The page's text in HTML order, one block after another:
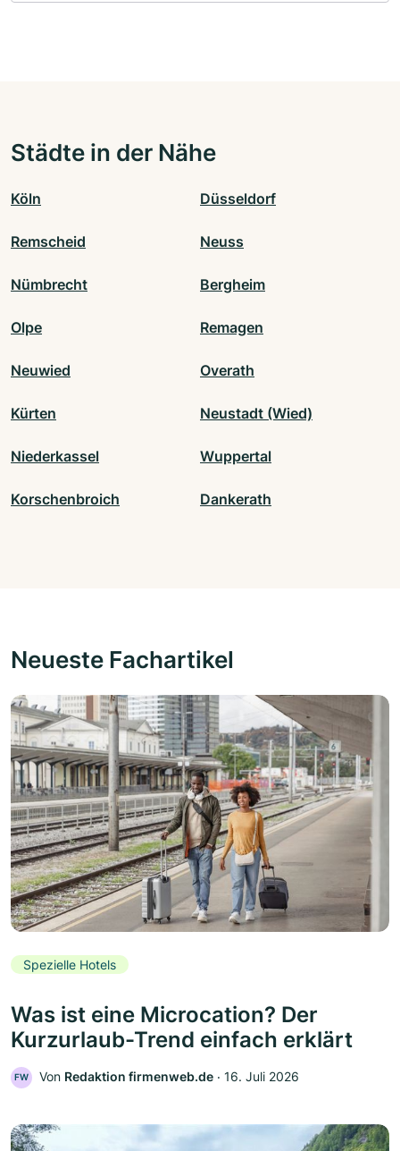
Städte in der Nähe
Köln Düsseldorf
Remscheid Neuss
Nümbrecht Bergheim
Olpe Remagen
Neuwied Overath
Kürten Neustadt (Wied)
Niederkassel Wuppertal
Korschenbroich Dankerath
Neueste Fachartikel
Spezielle Hotels
Was ist eine Microcation? Der
Kurzurlaub-Trend einfach erklärt
FW Von Redaktion firmenweb.de ‧ 16. Juli 2026